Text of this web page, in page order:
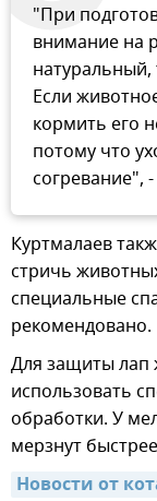
"При
внимание на
натуральный,
Если
кормить его
потому что
согревание",
Куртмалаев
стричь
специальные
рекомендовано.
Для защиты лап
использовать
обработки. У
мерзнут
Новости от